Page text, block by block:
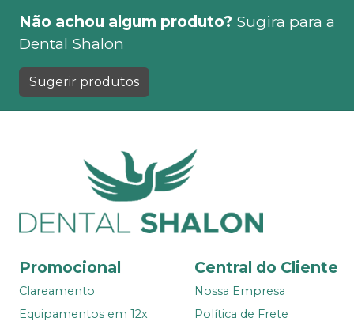
Não achou algum produto? Sugira para a
Dental Shalon
Sugerir produtos
Promocional
Clareamento
Equipamentos em 12x
Central do Cliente
Nossa Empresa
Política de Frete